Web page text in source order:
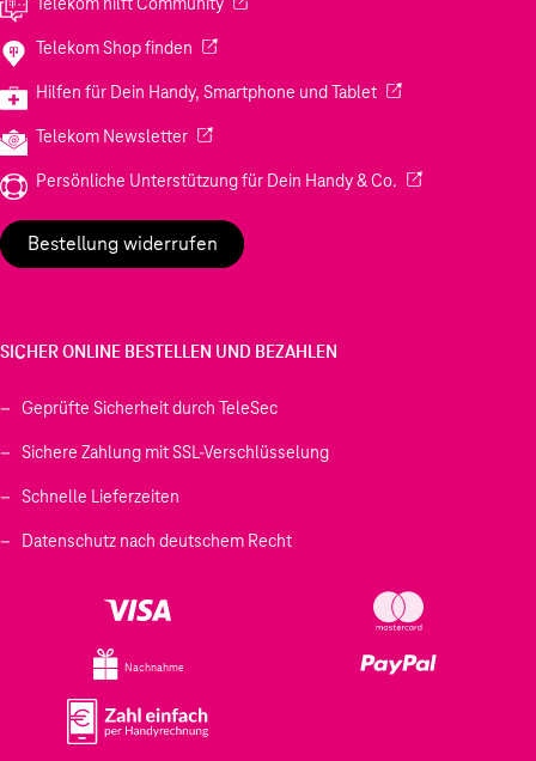
Telekom Shop finden (Wird in einem neuen Tab geöffnet)
Hilfen für Dein Handy, Smartphone und Tablet(Wird in einem
Telekom Newsletter(Wird in einem neuen Tab geöffnet)
Persönliche Unterstützung für Dein Handy & Co. (Wird in einem
Bestellung widerrufen
SICHER ONLINE BESTELLEN UND BEZAHLEN
Geprüfte Sicherheit durch TeleSec
Sichere Zahlung mit SSL-Verschlüsselung
Schnelle Lieferzeiten
Datenschutz nach deutschem Recht
Nachnahme